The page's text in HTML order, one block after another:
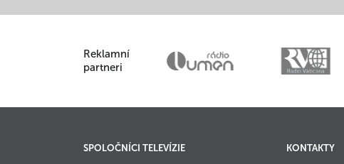
Reklamní
partneri
SPOLOČNÍCI TELEVÍZIE KONTAKTY